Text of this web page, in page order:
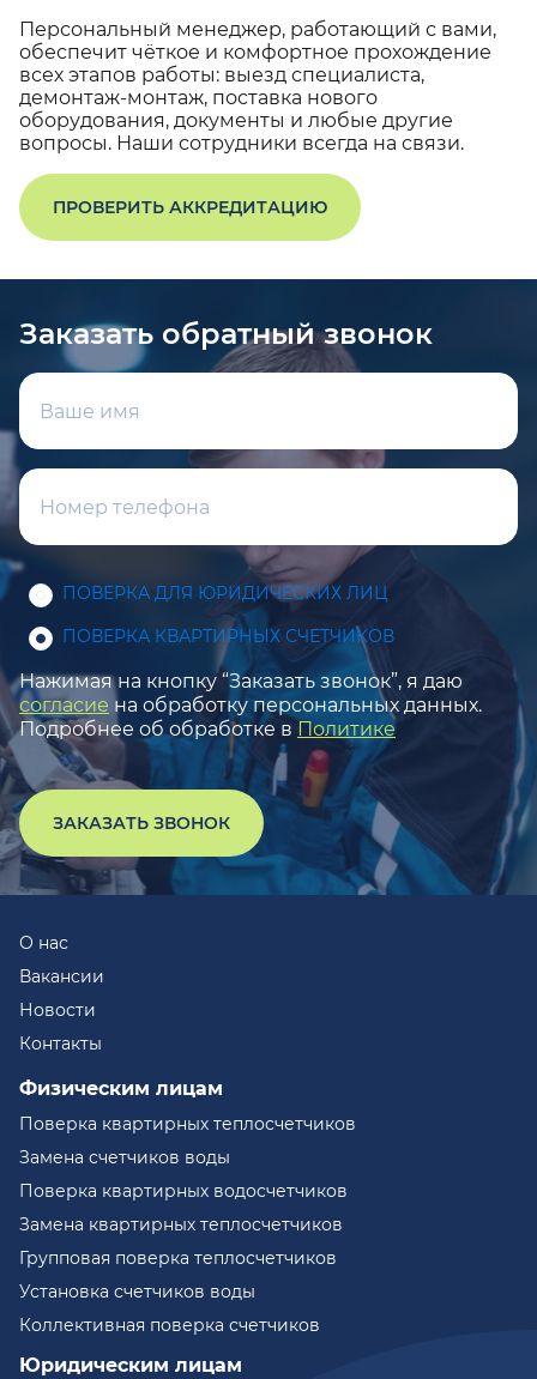
Персональный менеджер, работающий с вами,
обеспечит чёткое и комфортное прохождение
всех этапов работы: выезд специалиста,
демонтаж-монтаж, поставка нового
оборудования, документы и любые другие
вопросы. Наши сотрудники всегда на связи.
ПРОВЕРИТЬ АККРЕДИТАЦИЮ
Заказать обратный звонок
ПОВЕРКА ДЛЯ ЮРИДИЧЕСКИХ ЛИЦ
ПОВЕРКА КВАРТИРНЫХ СЧЕТЧИКОВ
Нажимая на кнопку “Заказать звонок”, я даю
согласие на обработку персональных данных.
Подробнее об обработке в Политике
ЗАКАЗАТЬ ЗВОНОК
О нас
Вакансии
Новости
Контакты
Физическим лицам
Поверка квартирных теплосчетчиков
Замена счетчиков воды
Поверка квартирных водосчетчиков
Замена квартирных теплосчетчиков
Групповая поверка теплосчетчиков
Установка счетчиков воды
Коллективная поверка счетчиков
Юридическим лицам